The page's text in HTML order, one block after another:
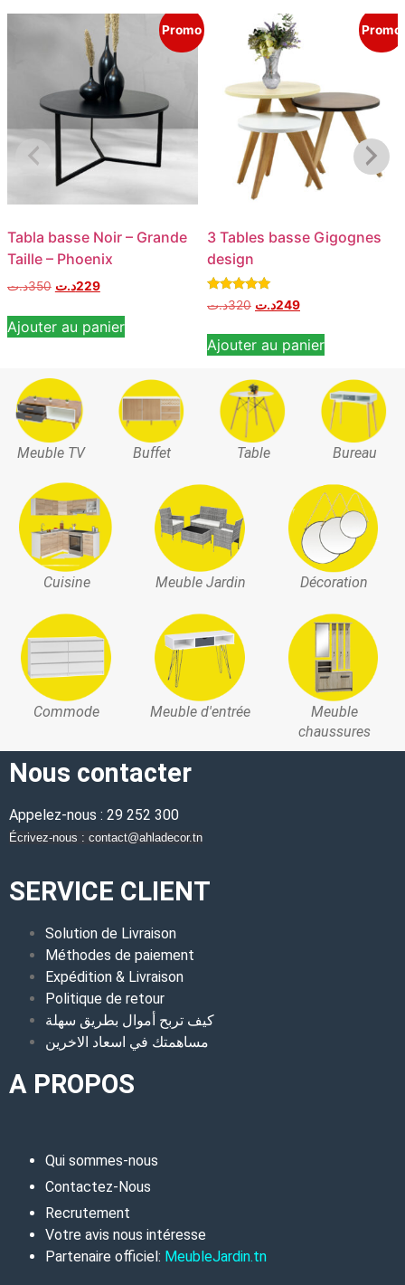
Promo
Tabla basse Noir – Grande
Taille – Phoenix
350د.ت 229د.ت
Ajouter au panier
Promo
3 Tables basse Gigognes
design
Note
5.00
320د.ت 249د.ت
Ajouter au panier
Meuble TV Buffet Table Bureau
Cuisine Meuble Jardin Décoration
Commode Meuble d'entrée
Meuble
chaussures
Nous contacter
Appelez-nous : 29 252 300
Écrivez-nous : contact@ahladecor.tn
SERVICE CLIENT
Solution de Livraison
Méthodes de paiement
Expédition & Livraison
Politique de retour
كيف تربح أموال بطريق سهلة
مساهمتك في اسعاد الاخرين
A PROPOS
Qui sommes-nous
Contactez-Nous
Recrutement
Votre avis nous intéresse
Partenaire officiel: MeubleJardin.tn